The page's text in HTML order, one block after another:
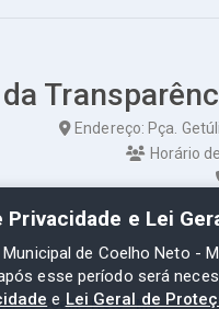
Endereço: Pça.
Horário
de Coelho Neto - Ma
e Lei
de Coelho Neto -
esse período será
e Lei Geral de